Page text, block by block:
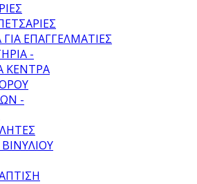
ΕΠΑΓΓΕΛΜΑΤΙΕΣ
-
ΚΕΝΤΡΑ
-